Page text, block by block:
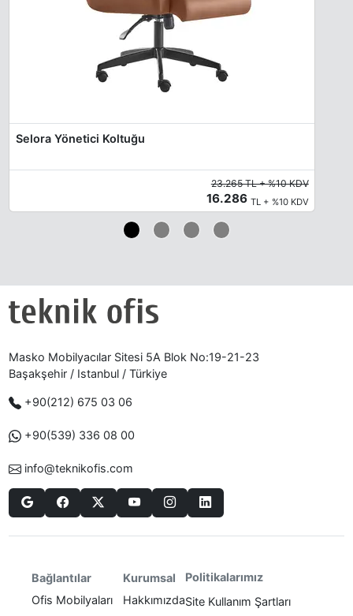
Selora Yönetici Koltuğu
23.265 TL + %10 KDV
16.286 TL + %10 KDV
Masko Mobilyacılar Sitesi 5A Blok No:19-21-23
Başakşehir / Istanbul / Türkiye
+90(212) 675 03 06
+90(539) 336 08 00
info@teknikofis.com
Bağlantılar
Ofis Mobilyaları
Kurumsal
Hakkımızda
Politikalarımız
Site Kullanım Şartları